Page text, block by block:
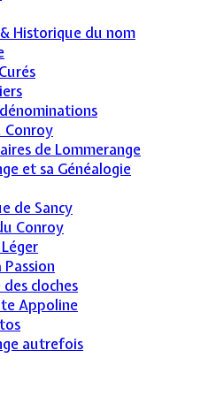
Historique du nom
Conroy
de Lommerange
et sa Généalogie
de Sancy
Conroy
Passion
cloches
Appoline
autrefois